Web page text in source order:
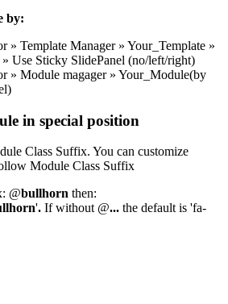
by:
» Template Manager » Your_Template »
Use Sticky SlidePanel (no/left/right)
» Module magager » Your_Module(by
in special position
Class Suffix. You can customize
Module Class Suffix
@bullhorn then:
'. If without @... the default is 'fa-